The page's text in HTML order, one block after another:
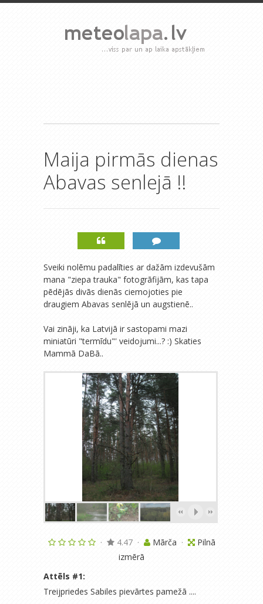
Maija pirmās dienas
Abavas senlejā !!
Sveiki nolēmu padalīties ar dažām izdevušām
mana "ziepa trauka" fotogrāfijām, kas tapa
pēdējās divās dienās ciemojoties pie
draugiem Abavas senlējā un augstienē..
Vai zināji, ka Latvijā ir sastopami mazi
miniatūri "termīdu"' veidojumi...? :) Skaties
Mammā DaBā..
· 4.47 · Mārča ·
Pilnā
izmērā
Attēls #1:
Treijpriedes Sabiles pievārtes pamežā ....